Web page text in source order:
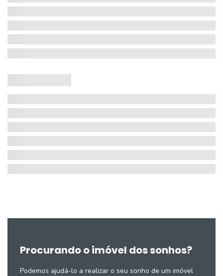
Procurando o imóvel dos sonhos?
Podemos ajudá-lo a realizar o seu sonho de um imóvel